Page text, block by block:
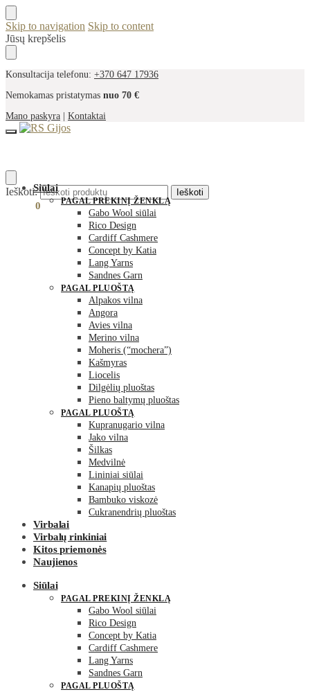
Skip to navigation Skip to content
Jūsų krepšelis
Konsultacija telefonu: +370 647 17936
Nemokamas pristatymas nuo 70 €
Mano paskyra
Kontaktai
Ieškoti: Ieškoti
0
Siūlai
PAGAL PREKINĮ ŽENKLĄ
Gabo Wool siūlai
Rico Design
Cardiff Cashmere
Concept by Katia
Lang Yarns
Sandnes Garn
PAGAL PLUOŠTĄ
Alpakos vilna
Angora
Avies vilna
Merino vilna
Moheris (“mochera”)
Kašmyras
Liocelis
Dilgėlių pluoštas
Pieno baltymų pluoštas
PAGAL PLUOŠTĄ
Kupranugario vilna
Jako vilna
Šilkas
Medvilnė
Lininiai siūlai
Kanapių pluoštas
Bambuko viskozė
Cukranendrių pluoštas
Virbalai
Virbalų rinkiniai
Kitos priemonės
Naujienos
Siūlai
PAGAL PREKINĮ ŽENKLĄ
Gabo Wool siūlai
Rico Design
Concept by Katia
Cardiff Cashmere
Lang Yarns
Sandnes Garn
PAGAL PLUOŠTĄ